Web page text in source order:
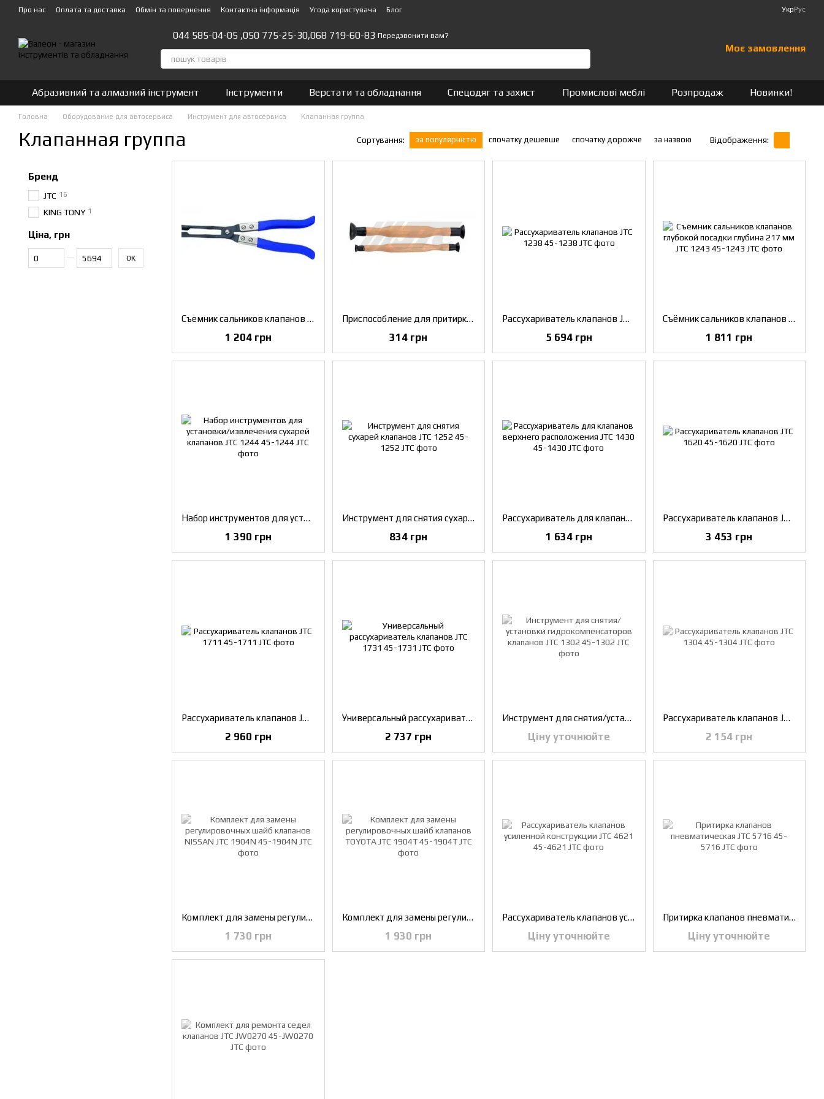
Перейти до основного контенту
Про нас Оплата та доставка Обмін та повернення Контактна інформація Угода користувача Блог УкрРус
044 585-04-05 ,050 775-25-30,068 719-60-83 Передзвонити вам?
Моє замовлення
Абразивний та алмазний інструмент Інструменти Верстати та обладнання Спецодяг та захист Промислові меблі Розпродаж Новинки!
Головна Оборудование для автосервиса Инструмент для автосервиса Клапанная группа
Клапанная группа Сортування: за популярністю спочатку дешевше спочатку дорожче за назвою Відображення:
Съемник сальников клапанов KING TONY (9AD11)
1 204 грн
Приспособление для притирки клапанов с присоской JTC 1113
314 грн
Рассухариватель клапанов JTC 1238
5 694 грн
Съёмник сальников клапанов глубокой посадки глубина 217 мм JTC 1243
1 811 грн
Набор инструментов для установки/извлечения сухарей клапанов JTC 1244
1 390 грн
Инструмент для снятия сухарей клапанов JTC 1252
834 грн
Раcсухариватель для клапанов верхнего расположения JTC 1430
1 634 грн
Рассухариватель клапанов JTC 1620
3 453 грн
Рассухариватель клапанов JTC 1711
2 960 грн
Универсальный рассухариватель клапанов JTC 1731
2 737 грн
Инструмент для снятия/установки гидрокомпенсаторов клапанов JTC 1302
Ціну уточнюйте
Рассухариватель клапанов JTC 1304
2 154 грн
Комплект для замены регулировочных шайб клапанов NISSAN JTC 1904N
1 730 грн
Комплект для замены регулировочных шайб клапанов TOYOTA JTC 1904T
1 930 грн
Рассухариватель клапанов усиленной конструкции JTC 4621
Ціну уточнюйте
Притирка клапанов пневматическая JTC 5716
Ціну уточнюйте
Бренд
JTC 16
KING TONY 1
Ціна, грн
OK